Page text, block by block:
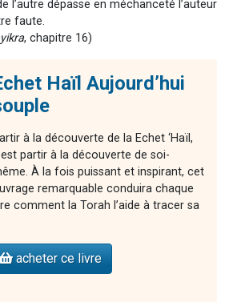
l’autre dépasse en méchanceté l’auteur
faute.
, chapitre 16)
Haïl Aujourd’hui
à la découverte de la Echet ‘Haïl,
partir à la découverte de soi-
À la fois puissant et inspirant, cet
remarquable conduira chaque
comment la Torah l’aide à tracer sa
acheter ce livre